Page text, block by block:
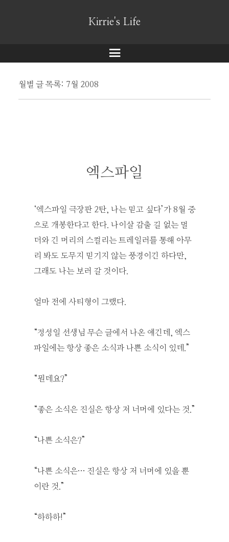
Kirrie's Life
메
월별 글 목록: 7월 2008
엑스파일
‘엑스파일 극장판 2탄, 나는 믿고 싶다’가 8월 중
으로 개봉한다고 한다. 나이살 감출 길 없는 멀
더와 긴 머리의 스컬리는 트레일러를 통해 아무
리 봐도 도무지 믿기지 않는 풍경이긴 하다만,
그래도 나는 보러 갈 것이다.
얼마 전에 사티형이 그랬다.
“정성일 선생님 무슨 글에서 나온 얘긴데, 엑스
파일에는 항상 좋은 소식과 나쁜 소식이 있데.”
“뭔데요?”
“좋은 소식은 진실은 항상 저 너머에 있다는 것.”
“나쁜 소식은?”
“나쁜 소식은… 진실은 항상 저 너머에 있을 뿐
이란 것.”
“하하하!”